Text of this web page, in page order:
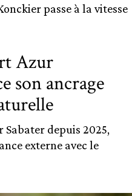
passe à la vitesse
Azur
son ancrage
depuis 2025,
externe avec le